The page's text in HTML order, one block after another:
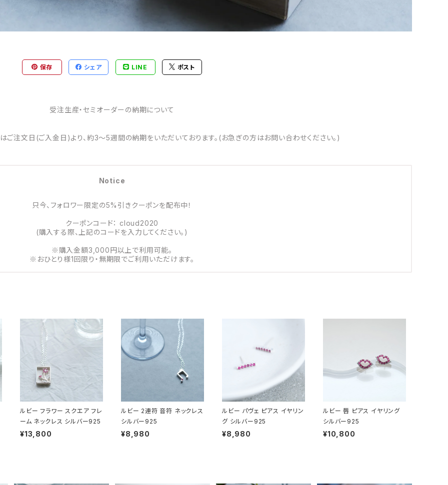
保存 シェア LINE ポスト
受注生産・セミオーダーの納期について
ご注文日(ご入金日)より、約3～5週間の納期をいただいております。(お急ぎの方はお問い合わせください。)
Notice
只今、フォロワー限定の5%引きクーポンを配布中！
クーポンコード： cloud2020
(購入する際、上記のコードを入力してください。)
※購入金額3,000円以上で利用可能。
※おひとり様1回限り・無期限でご利用いただけます。
ルビー フラワー スクエア フレ
ーム ネックレス シルバー925
¥13,800
ルビー 2連符 音符 ネックレス
シルバー925
¥8,980
ルビー パヴェ ピアス イヤリン
グ シルバー925
¥8,980
ルビー 唇 ピアス イヤリング
シルバー925
¥10,800